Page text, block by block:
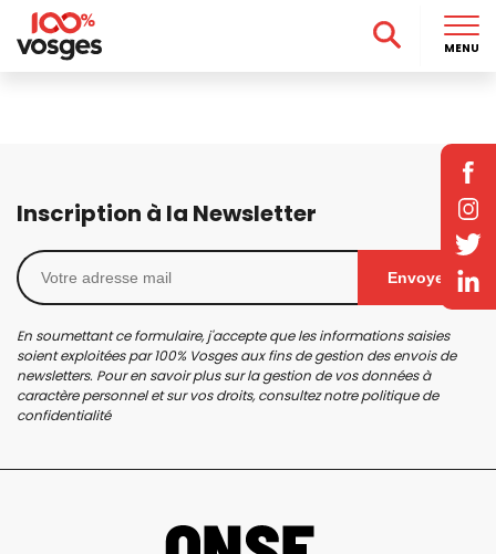
Inscription à la Newsletter
Envoyer
En soumettant ce formulaire, j'accepte que les informations saisies
soient exploitées par 100% Vosges aux fins de gestion des envois de
newsletters. Pour en savoir plus sur la gestion de vos données à
caractère personnel et sur vos droits, consultez notrepolitique de
confidentialité
MENU